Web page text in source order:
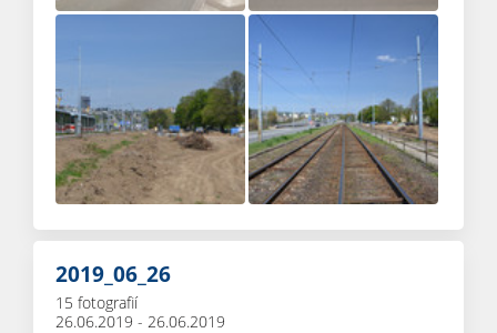
2019_06_26
15 fotografií
26.06.2019 - 26.06.2019